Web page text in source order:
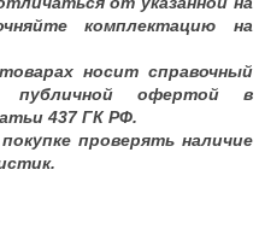
комплектацию на
носит справочный
публичной офертой в
437 ГК РФ.
проверять наличие